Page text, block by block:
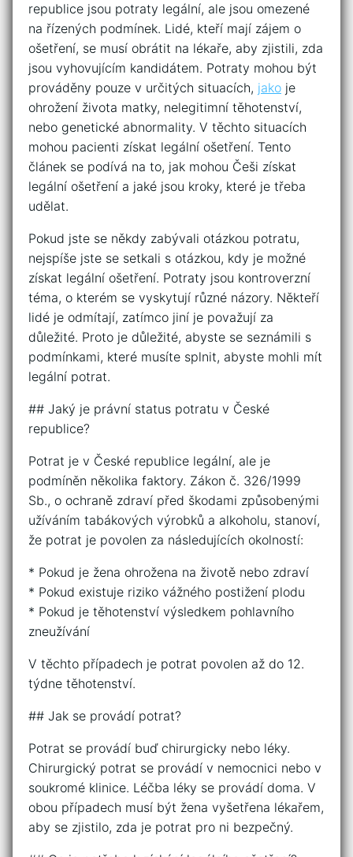
republice jsou potraty legální, ale jsou omezené
na řízených podmínek. Lidé, kteří mají zájem o
ošetření, se musí obrátit na lékaře, aby zjistili, zda
jsou vyhovujícím kandidátem. Potraty mohou být
prováděny pouze v určitých situacích, jako je
ohrožení života matky, nelegitimní těhotenství,
nebo genetické abnormality. V těchto situacích
mohou pacienti získat legální ošetření. Tento
článek se podívá na to, jak mohou Češi získat
legální ošetření a jaké jsou kroky, které je třeba
udělat.
Pokud jste se někdy zabývali otázkou potratu,
nejspíše jste se setkali s otázkou, kdy je možné
získat legální ošetření. Potraty jsou kontroverzní
téma, o kterém se vyskytují různé názory. Někteří
lidé je odmítají, zatímco jiní je považují za
důležité. Proto je důležité, abyste se seznámili s
podmínkami, které musíte splnit, abyste mohli mít
legální potrat.
## Jaký je právní status potratu v České
republice?
Potrat je v České republice legální, ale je
podmíněn několika faktory. Zákon č. 326/1999
Sb., o ochraně zdraví před škodami způsobenými
užíváním tabákových výrobků a alkoholu, stanoví,
že potrat je povolen za následujících okolností:
* Pokud je žena ohrožena na životě nebo zdraví
* Pokud existuje riziko vážného postižení plodu
* Pokud je těhotenství výsledkem pohlavního
zneužívání
V těchto případech je potrat povolen až do 12.
týdne těhotenství.
## Jak se provádí potrat?
Potrat se provádí buď chirurgicky nebo léky.
Chirurgický potrat se provádí v nemocnici nebo v
soukromé klinice. Léčba léky se provádí doma. V
obou případech musí být žena vyšetřena lékařem,
aby se zjistilo, zda je potrat pro ni bezpečný.